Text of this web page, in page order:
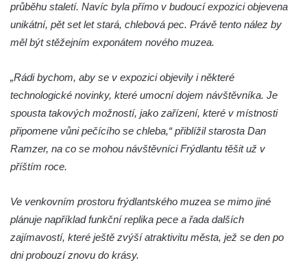
Socha svatého Václava u kostela
Zvěstování Panny Marie v Duchcově
Zvěstování Panny Marie v Duchcově
Socha Hoch vytahující si trn z paty v Knížecí
zahradě v zámeckém parku v Duchcově
Socha Niké v Knížecí zahradě v zámeckém
parku v Duchcově
Busta Bedřicha Smetany v sadech B.
Smetany v Duchcově
Busta Ludwiga van Beethovena v sadech
průběhu staletí. Navíc byla přímo v budoucí expozici objevena
unikátní, pět set let stará, chlebová pec. Právě tento nález by
měl být stěžejním exponátem nového muzea.
„Rádi bychom, aby se v expozici objevily i některé
technologické novinky, které umocní dojem návštěvníka. Je
spousta takových možností, jako zařízení, které v místnosti
připomene vůni pečícího se chleba,“ přiblížil starosta Dan
Ramzer, na co se mohou návštěvníci Frýdlantu těšit už v
příštím roce.
Ve venkovním prostoru frýdlantského muzea se mimo jiné
plánuje například funkční replika pece a řada dalších
zajímavostí, které ještě zvýší atraktivitu města, jež se den po
dni probouzí znovu do krásy.